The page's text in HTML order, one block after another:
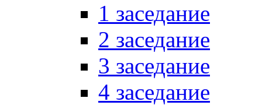
1 заседание
2 заседание
3 заседание
4 заседание